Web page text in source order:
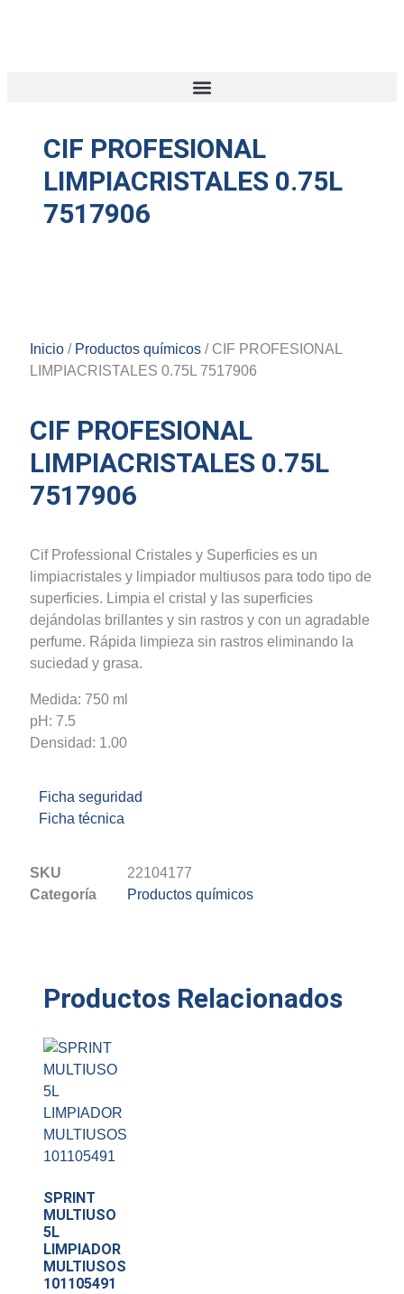
CIF PROFESIONAL
LIMPIACRISTALES 0.75L
7517906
Inicio / Productos químicos / CIF PROFESIONAL
LIMPIACRISTALES 0.75L 7517906
CIF PROFESIONAL
LIMPIACRISTALES 0.75L
7517906
Cif Professional Cristales y Superficies es un
limpiacristales y limpiador multiusos para todo tipo de
superficies. Limpia el cristal y las superficies
dejándolas brillantes y sin rastros y con un agradable
perfume. Rápida limpieza sin rastros eliminando la
suciedad y grasa.
Medida: 750 ml
pH: 7.5
Densidad: 1.00
Ficha seguridad
Ficha técnica
SKU
22104177
Categoría
Productos químicos
Productos Relacionados
SPRINT
MULTIUSO
5L
LIMPIADOR
MULTIUSOS
101105491